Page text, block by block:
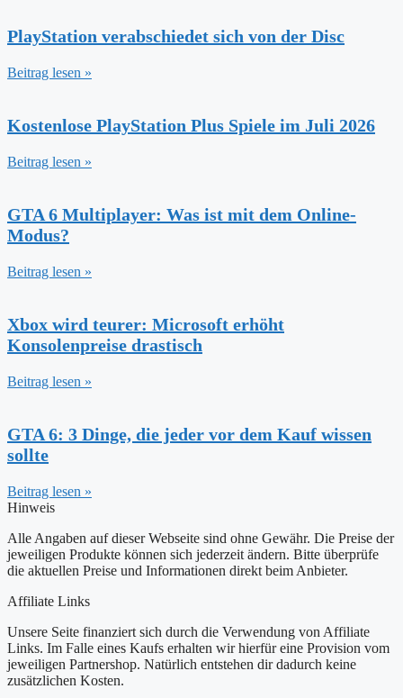
PlayStation verabschiedet sich von der Disc
Beitrag lesen »
Kostenlose PlayStation Plus Spiele im Juli 2026
Beitrag lesen »
GTA 6 Multiplayer: Was ist mit dem Online-
Modus?
Beitrag lesen »
Xbox wird teurer: Microsoft erhöht
Konsolenpreise drastisch
Beitrag lesen »
GTA 6: 3 Dinge, die jeder vor dem Kauf wissen
sollte
Beitrag lesen »
Hinweis
Alle Angaben auf dieser Webseite sind ohne Gewähr. Die Preise der
jeweiligen Produkte können sich jederzeit ändern. Bitte überprüfe
die aktuellen Preise und Informationen direkt beim Anbieter.
Affiliate Links
Unsere Seite finanziert sich durch die Verwendung von Affiliate
Links. Im Falle eines Kaufs erhalten wir hierfür eine Provision vom
jeweiligen Partnershop. Natürlich entstehen dir dadurch keine
zusätzlichen Kosten.